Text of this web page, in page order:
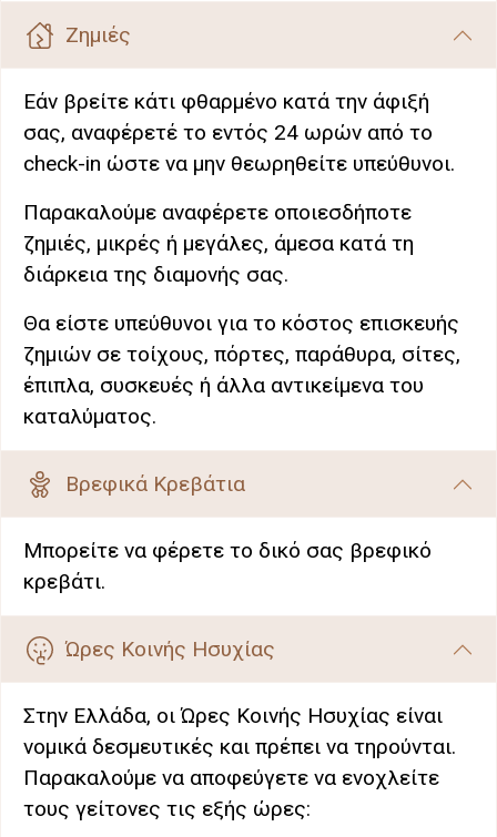
Ζημιές
Εάν βρείτε κάτι φθαρμένο κατά την άφιξή
σας, αναφέρετέ το εντός 24 ωρών από το
check-in ώστε να μην θεωρηθείτε υπεύθυνοι.
Παρακαλούμε αναφέρετε οποιεσδήποτε
ζημιές, μικρές ή μεγάλες, άμεσα κατά τη
διάρκεια της διαμονής σας.
Θα είστε υπεύθυνοι για το κόστος επισκευής
ζημιών σε τοίχους, πόρτες, παράθυρα, σίτες,
έπιπλα, συσκευές ή άλλα αντικείμενα του
καταλύματος.
Βρεφικά Κρεβάτια
Μπορείτε να φέρετε το δικό σας βρεφικό
κρεβάτι.
Ώρες Κοινής Ησυχίας
Στην Ελλάδα, οι Ώρες Κοινής Ησυχίας είναι
νομικά δεσμευτικές και πρέπει να τηρούνται.
Παρακαλούμε να αποφεύγετε να ενοχλείτε
τους γείτονες τις εξής ώρες: